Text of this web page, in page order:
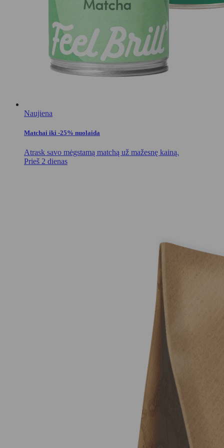
Naujiena
Matchai iki -25% nuolaida
Atrask savo mėgstamą matchą už mažesnę kainą.
Prieš 2 dienas